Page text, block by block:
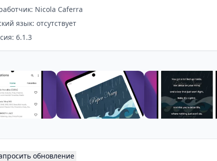
Nicola Caferra
язык: отсутствует
6.1.3
обновление